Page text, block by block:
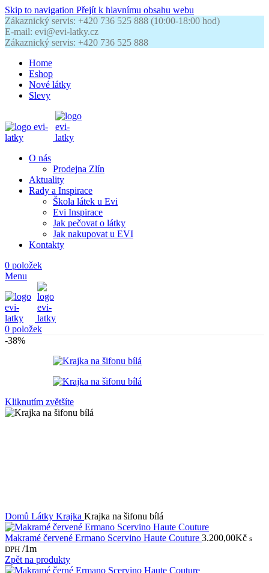
Skip to navigation Přejít k hlavnímu obsahu webu
Zákaznický servis: +420 736 525 888 (10:00-18:00 hod)
E-mail: evi@evi-latky.cz
Zákaznický servis: +420 736 525 888
Home
Eshop
Nové látky
Slevy
O nás
Prodejna Zlín
Aktuality
Rady a Inspirace
Škola látek u Evi
Evi Inspirace
Jak pečovat o látky
Jak nakupovat u EVI
Kontakty
0 položek
Menu
0 položek
-38%
Kliknutím zvětšíte
Domů Látky Krajka Krajka na šifonu bílá
Makramé červené Ermano Scervino Haute Couture 3.200,00Kč s
DPH /1m
Zpět na produkty